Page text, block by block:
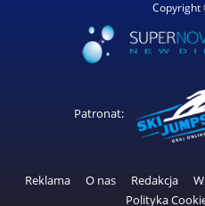
Copyright
Patronat:
Reklama O nas Redakcja
Polityka